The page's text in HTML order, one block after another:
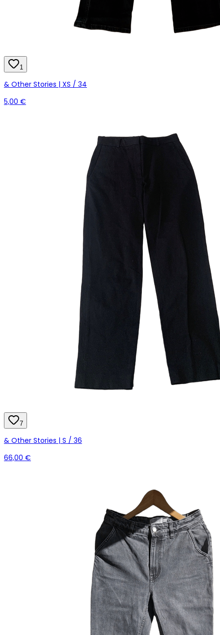
1
& Other Stories | XS / 34
5,00 €
7
& Other Stories | S / 36
66,00 €